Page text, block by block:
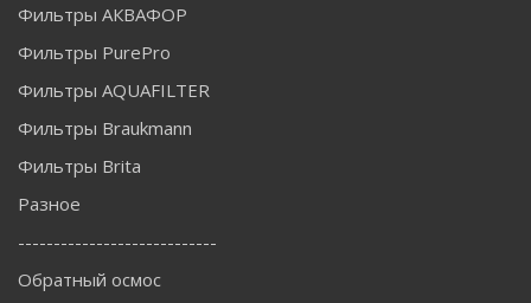
Фильтры АКВАФОР
Фильтры PurePro
Фильтры AQUAFILTER
Фильтры Braukmann
Фильтры Brita
Разное
----------------------------
Обратный осмос